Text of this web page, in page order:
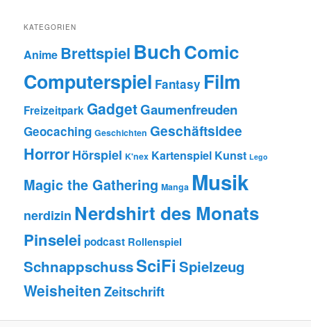
KATEGORIEN
Anime Brettspiel BuchComic
Computerspiel Fantasy Film
Freizeitpark GadgetGaumenfreuden
Geocaching Geschichten Geschäftsidee
HorrorHörspiel K'nex Kartenspiel Kunst Lego
Magic the Gathering Manga Musik
nerdizin Nerdshirt des Monats
Pinselei podcast Rollenspiel
SchnappschussSciFi Spielzeug
WeisheitenZeitschrift